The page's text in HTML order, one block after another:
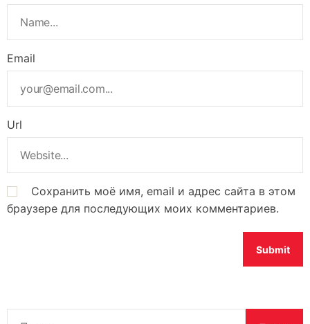
Email
Url
Сохранить моё имя, email и адрес сайта в этом
браузере для последующих моих комментариев.